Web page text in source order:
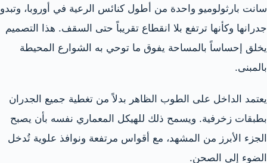
سانت بارثولوميو واحدة من أطول كنائس الرعية في أوروبا، وتبدو
جدرانها وكأنها ترتفع بلا انقطاع تقريباً حتى السقف. هذا التصميم
يخلق إحساساً بالمساحة يفوق ما توحي به الشوارع المحيطة
بالمبنى.
يعتمد الداخل على الطوب الظاهر بدلاً من تغطية جميع الجدران
بطبقات زخرفية. ويسمح ذلك للهيكل المعماري نفسه بأن يصبح
الجزء الأبرز من المشهد، مع أقواس مرتفعة ونوافذ علوية تُدخل
الضوء إلى الصحن.